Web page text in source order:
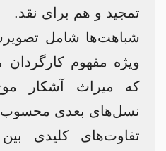
تمجید و هم برای نقد.
شباهت‌ها شامل
که میراث آشکار
نسل‌های بعدی
تفاوت‌های کلیدی